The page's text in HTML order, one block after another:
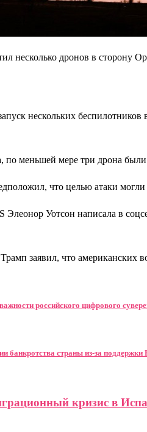
несколько дронов в сторону
нескольких
по меньшей мере три дрона
что целью атаки могли
Элеонор Уотсон написала в
заявил, что американских
российского цифрового
банкротства страны из-за поддержки
кризис в